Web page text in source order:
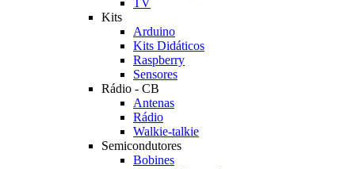
TV
Kits
Arduino
Kits Didáticos
Raspberry
Sensores
Rádio - CB
Antenas
Rádio
Walkie-talkie
Semicondutores
Bobines